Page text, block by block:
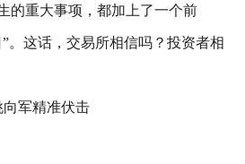
的重大事项，都加上了一个前
。这话，交易所相信吗？投资者相
向军精准伏击